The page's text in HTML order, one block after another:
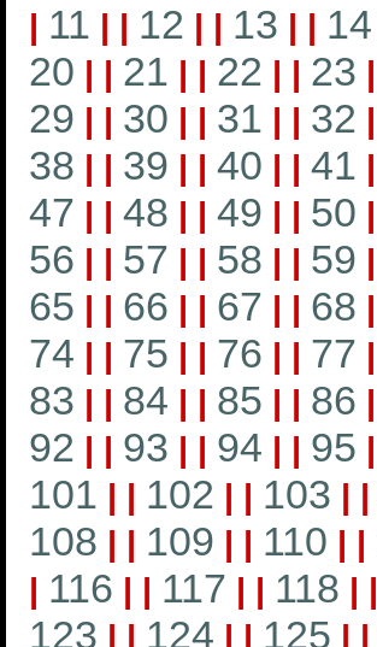
| 11 | | 12 | | 13 | | 14
20 | | 21 | | 22 | | 23 |
29 | | 30 | | 31 | | 32 |
38 | | 39 | | 40 | | 41 |
47 | | 48 | | 49 | | 50 |
56 | | 57 | | 58 | | 59 |
65 | | 66 | | 67 | | 68 |
74 | | 75 | | 76 | | 77 |
83 | | 84 | | 85 | | 86 |
92 | | 93 | | 94 | | 95 |
101 | | 102 | | 103 | |
108 | | 109 | | 110 | |
| 116 | | 117 | | 118 | |
123 | | 124 | | 125 | |